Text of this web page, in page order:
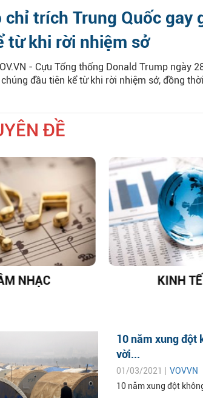
chỉ trích Trung Quốc gay
từ khi rời nhiệm sở
- Cựu Tổng thống Donald Trump ngày
đầu tiên kể từ khi rời nhiệm sở, đồng
ĐỀ
NHẠC KINH TẾ
10 năm xung đột
vời...
01/03/2021 | VOVVN
10 năm xung đột